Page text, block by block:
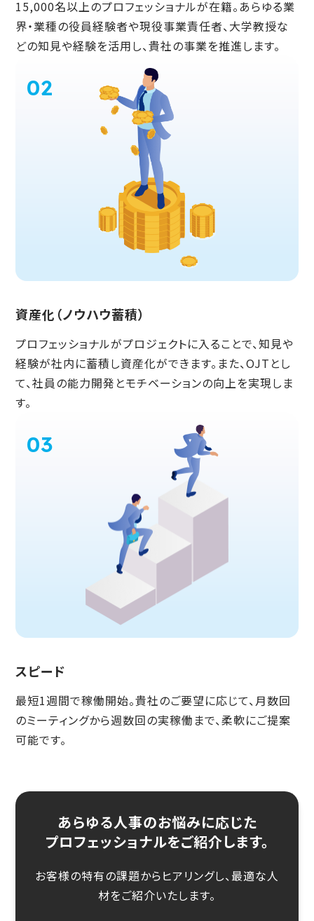
15,000名以上のプロフェッショナルが在籍。あらゆる業
界・業種の役員経験者や現役事業責任者、大学教授な
どの知見や経験を活用し、貴社の事業を推進します。
資産化（ノウハウ蓄積）
プロフェッショナルがプロジェクトに入ることで、知見や
経験が社内に蓄積し資産化ができます。また、OJTとし
て、社員の能力開発とモチベーションの向上を実現しま
す。
スピード
最短1週間で稼働開始。貴社のご要望に応じて、月数回
のミーティングから週数回の実稼働まで、柔軟にご提案
可能です。
あらゆる人事のお悩みに応じた
プロフェッショナルをご紹介します。
お客様の特有の課題からヒアリングし、最適な人
材をご紹介いたします。